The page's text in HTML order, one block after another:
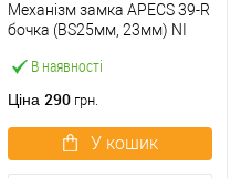
В наявності
Механізм замка APECS 39-R
бочка (BS25мм, 23мм) NI
Ціна 290 грн.
У кошик